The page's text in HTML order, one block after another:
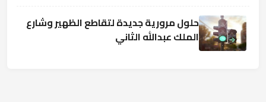
حلول مرورية جديدة لتقاطع الظهير وشارع
الملك عبدالله الثاني